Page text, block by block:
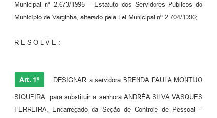
Municipal nº 2.673/1995 – Estatuto dos Servidores Públicos do
Município de Varginha, alterado pela Lei Municipal nº 2.704/1996;
R E S O L V E :
Art. 1º DESIGNAR a servidora BRENDA PAULA MONTIJO
SIQUEIRA, para substituir a senhora ANDRÉA SILVA VASQUES
FERREIRA, Encarregado da Seção de Controle de Pessoal –